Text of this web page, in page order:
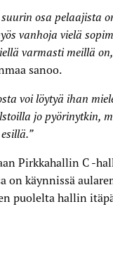
osa pelaajista
vanhoja vielä
varmasti meillä
sanoo.
voi löytyä ihan
jo pyörinytkin,
Pirkkahallin C -
on käynnissä
puolelta hallin